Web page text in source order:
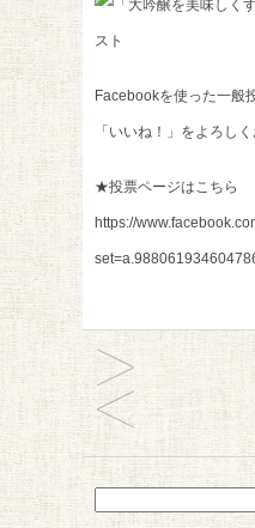
Facebookを使った一般
「いいね！」をよろし
★投票ページはこちら
https://
検
索: